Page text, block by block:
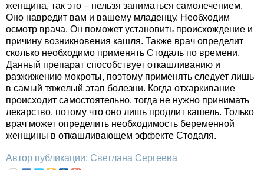
женщина, так это – нельзя заниматься самолечением.
Оно навредит вам и вашему младенцу. Необходим
осмотр врача. Он поможет установить происхождение и
причину возникновения кашля. Также врач определит
сколько необходимо применять Стодаль по времени.
Данный препарат способствует откашливанию и
разжижению мокроты, поэтому применять следует лишь
в самый тяжелый этап болезни. Когда отхаркивание
происходит самостоятельно, тогда не нужно принимать
лекарство, потому что оно лишь продлит кашель. Только
врач может определить необходимость беременной
женщины в откашливающем эффекте Стодаля.
Автор публикации: Светлана Сергеева